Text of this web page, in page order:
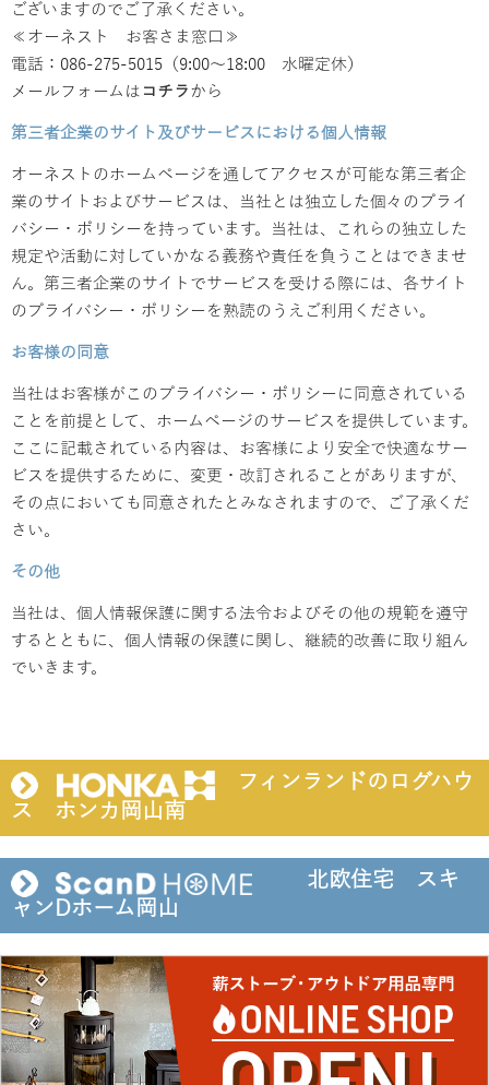
ございますのでご了承ください。
≪オーネスト お客さま窓口≫
電話：086-275-5015（9:00～18:00 水曜定休）
メールフォームは コチラから
第三者企業のサイト及びサービスにおける個人情報
オーネストのホームページを通してアクセスが可能な第三者企
業のサイトおよびサービスは、当社とは独立した個々のプライ
バシー・ポリシーを持っています。当社は、これらの独立した
規定や活動に対していかなる義務や責任を負うことはできませ
ん。第三者企業のサイトでサービスを受ける際には、各サイト
のプライバシー・ポリシーを熟読のうえご利用ください。
お客様の同意
当社はお客様がこのプライバシー・ポリシーに同意されている
ことを前提として、ホームページのサービスを提供しています。
ここに記載されている内容は、お客様により安全で快適なサー
ビスを提供するために、変更・改訂されることがありますが、
その点においても同意されたとみなされますので、ご了承くだ
さい。
その他
当社は、個人情報保護に関する法令およびその他の規範を遵守
するとともに、個人情報の保護に関し、継続的改善に取り組ん
でいきます。
フィンランドのログハウ
ス ホンカ岡山南
北欧住宅 スキ
ャンDホーム岡山